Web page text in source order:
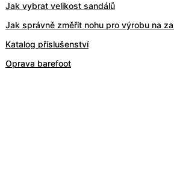
Jak vybrat velikost sandálů
Jak správně změřit nohu pro výrobu na
Katalog příslušenství
Oprava barefoot